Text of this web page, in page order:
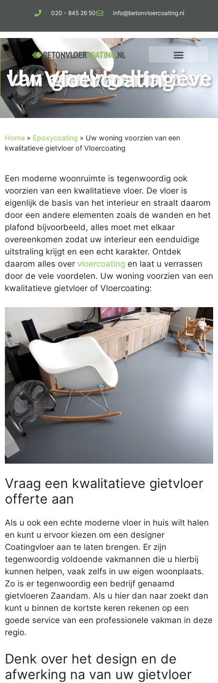
020 - 845 26 50 info@betonvloercoating.nl
Uw woning voorzien van een kwalitatieve gietvloer of Vloercoating
Home » Epoxycoating » Uw woning voorzien van een
kwalitatieve gietvloer of Vloercoating
Een moderne woonruimte is tegenwoordig ook
voorzien van een kwalitatieve vloer. De vloer is
eigenlijk de basis van het interieur en straalt daarom
door een andere elementen zoals de wanden en het
plafond bijvoorbeeld, alles moet met elkaar
overeenkomen zodat uw interieur een eenduidige
uitstraling krijgt en een echt karakter. Ontdek
daarom alles over vloercoating en laat u verrassen
door de vele voordelen. Uw woning voorzien van een
kwalitatieve gietvloer of Vloercoating:
Vraag een kwalitatieve gietvloer
offerte aan
Als u ook een echte moderne vloer in huis wilt halen
en kunt u ervoor kiezen om een designer
Coatingvloer aan te laten brengen. Er zijn
tegenwoordig voldoende vakmannen die u hierbij
kunnen helpen, vaak zelfs in uw eigen woonplaats.
Zo is er tegenwoordig een bedrijf genaamd
gietvloeren Zaandam. Als u hier dan naar zoekt dan
kunt u binnen de kortste keren rekenen op een
goede service van een professionele vakman in deze
regio.
Denk over het design en de
afwerking na van uw gietvloer